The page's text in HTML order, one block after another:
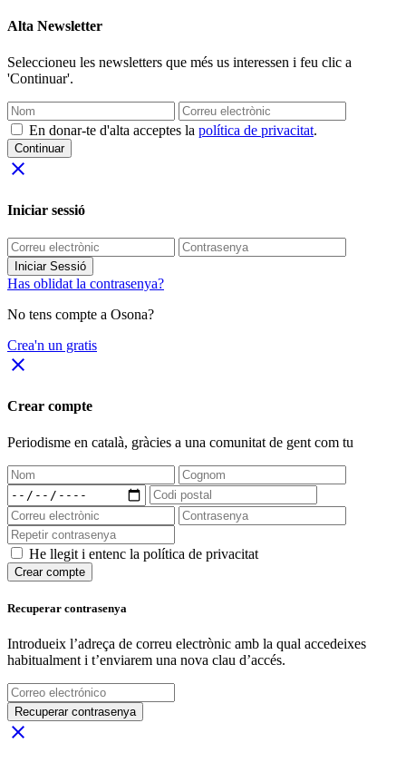
Alta Newsletter
Seleccioneu les newsletters que més us interessen i feu clic a
'Continuar'.
En donar-te d'alta acceptes la política de privacitat.
Continuar
close
Iniciar sessió
Iniciar Sessió
Has oblidat la contrasenya?
No tens compte a Osona?
Crea'n un gratis
close
Crear compte
Periodisme en català, gràcies a una comunitat de gent com tu
He llegit i entenc la política de privacitat
Crear compte
Recuperar contrasenya
Introdueix l’adreça de correu electrònic amb la qual accedeixes
habitualment i t’enviarem una nova clau d’accés.
Recuperar contrasenya
close